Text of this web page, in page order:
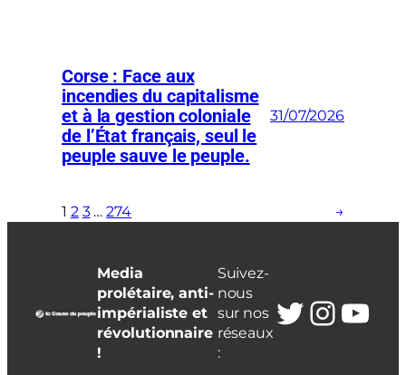
Corse : Face aux
incendies du capitalisme
et à la gestion coloniale
de l’État français, seul le
peuple sauve le peuple.
31/07/2026
1 2 3 … 274 →
Media
prolétaire, anti-
impérialiste et
révolutionnaire
!
Suivez-
nous
sur nos
réseaux
:
Twitter